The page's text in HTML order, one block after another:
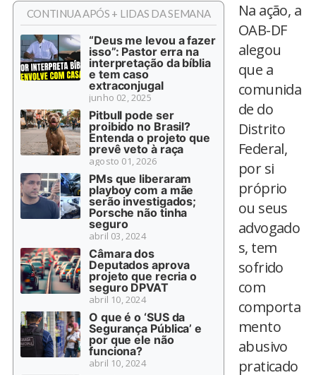
CONTINUA APÓS + LIDAS DA SEMANA
“Deus me levou a fazer
isso”: Pastor erra na
interpretação da bíblia
e tem caso
extraconjugal
junho 02, 2025
Pitbull pode ser
proibido no Brasil?
Entenda o projeto que
prevê veto à raça
agosto 01, 2026
PMs que liberaram
playboy com a mãe
serão investigados;
Porsche não tinha
seguro
abril 03, 2024
Câmara dos
Deputados aprova
projeto que recria o
seguro DPVAT
abril 10, 2024
O que é o ‘SUS da
Segurança Pública’ e
por que ele não
funciona?
abril 10, 2024
Na ação, a
OAB-DF
alegou
que a
comunida
de do
Distrito
Federal,
por si
próprio
ou seus
advogado
s, tem
sofrido
com
comporta
mento
abusivo
praticado